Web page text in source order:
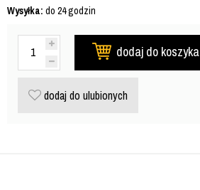
Wysyłka: do 24 godzin
dodaj do koszyka
dodaj do ulubionych